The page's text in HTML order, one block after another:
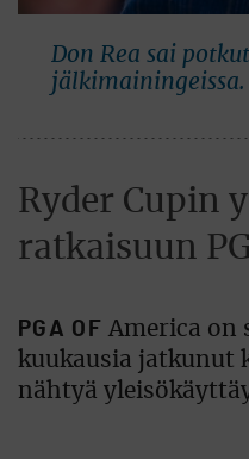
Don Rea sai
jälkimainingeissa.
Ryder Cupin
ratkaisuun
PGA OF America on
kuukausia jatkunut
nähtyä